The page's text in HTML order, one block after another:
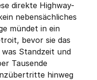
direkte Highway-
nebensächliches
mündet in ein
bevor sie das
Standzeit und
Tausende
hinweg